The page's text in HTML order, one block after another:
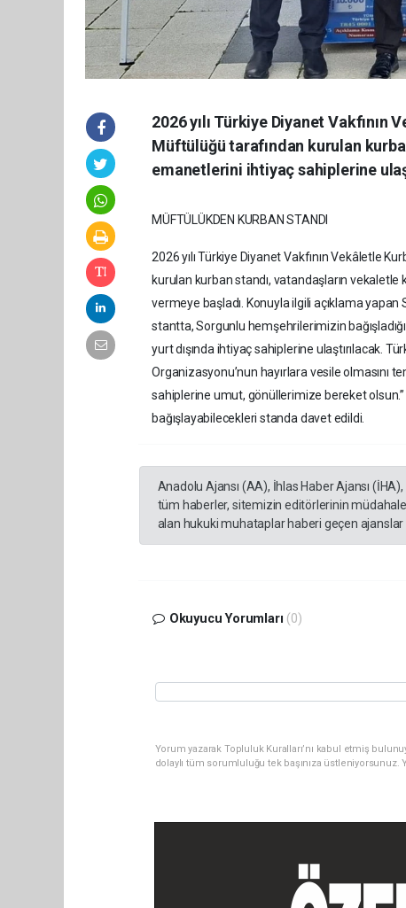
2026 yılı Türkiye Diyanet
Müftülüğü tarafından kurulan
emanetlerini ihtiyaç sahiplerine
MÜFTÜLÜKDEN KURBAN STANDI
2026 yılı Türkiye Diyanet Vakfının Vekâletle
kurulan kurban standı, vatandaşların
vermeye başladı. Konuyla ilgili açıklama
stantta, Sorgunlu hemşehrilerimizin
yurt dışında ihtiyaç sahiplerine ulaştırılacak.
Organizasyonu’nun hayırlara vesile olmasını
sahiplerine umut, gönüllerimize bereket
bağışlayabilecekleri standa davet edildi.
Anadolu Ajansı (AA), İhlas Haber Ajansı
tüm haberler, sitemizin editörlerinin
alan hukuki muhataplar haberi geçen
Okuyucu Yorumları (0)
Yorum yazarak Topluluk Kuralları’nı kabul etmiş
dolaylı tüm sorumluluğu tek başınıza